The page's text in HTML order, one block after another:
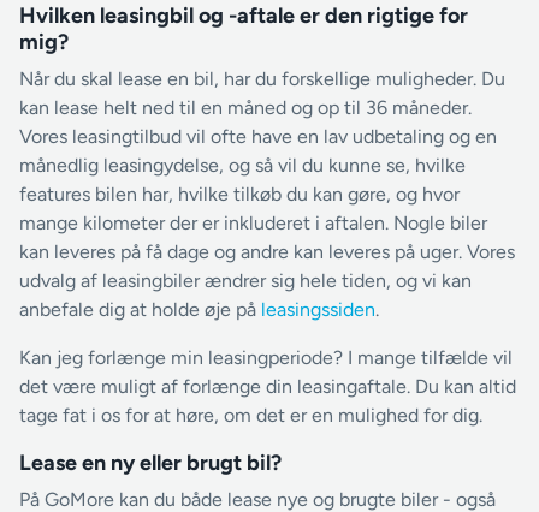
Hvilken leasingbil og -aftale er den rigtige for
mig?
Når du skal lease en bil, har du forskellige muligheder. Du
kan lease helt ned til en måned og op til 36 måneder.
Vores leasingtilbud vil ofte have en lav udbetaling og en
månedlig leasingydelse, og så vil du kunne se, hvilke
features bilen har, hvilke tilkøb du kan gøre, og hvor
mange kilometer der er inkluderet i aftalen. Nogle biler
kan leveres på få dage og andre kan leveres på uger. Vores
udvalg af leasingbiler ændrer sig hele tiden, og vi kan
anbefale dig at holde øje på leasingssiden.
Kan jeg forlænge min leasingperiode? I mange tilfælde vil
det være muligt af forlænge din leasingaftale. Du kan altid
tage fat i os for at høre, om det er en mulighed for dig.
Lease en ny eller brugt bil?
På GoMore kan du både lease nye og brugte biler - også